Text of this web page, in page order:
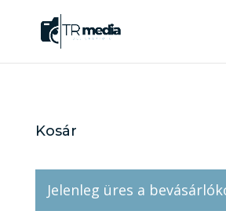
Kosár
Jelenleg üres a